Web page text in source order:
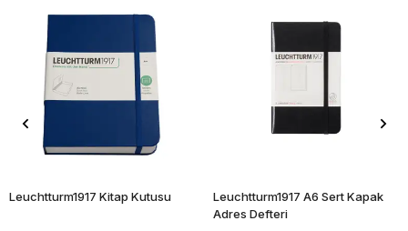
Leuchtturm1917 Kitap Kutusu
Leuchtturm1917 A6 Sert Kapak
Adres Defteri